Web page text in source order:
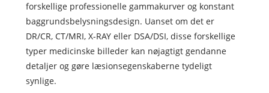
forskellige professionelle gammakurver og konstant
baggrundsbelysningsdesign. Uanset om det er
DR/CR, CT/MRI, X-RAY eller DSA/DSI, disse forskellige
typer medicinske billeder kan nøjagtigt gendanne
detaljer og gøre læsionsegenskaberne tydeligt
synlige.